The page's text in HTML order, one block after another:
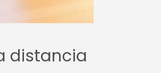
distancia